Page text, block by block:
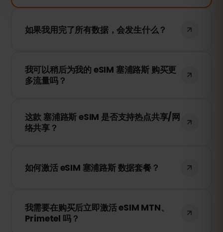
如果我用完了所有数据，会发生什么？
停。您可以随时在 eSIMFOX 账户中充值，
以继续使用移动数据。
我可以稍后为我的 eSIM 塞浦路斯 购买更
多流量吗？
安装。只需登录您的账户，选择所需的流量
即可。
这款 塞浦路斯 eSIM 是否支持热点共享/网
络共享？
或 WiFi 热点与其他设备共享您的移动数据。
如何激活 eSIM 塞浦路斯 数据套餐？
设备 eSIM 设置中扫描二维码，即可立即激
活，无需更换 SIM 卡！
我需要在购买后立即激活 eSIM MTN、
Primetel 吗？